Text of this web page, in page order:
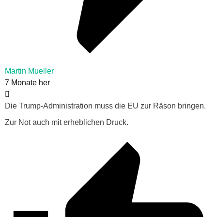
Martin Mueller
7 Monate her
Die Trump-Administration muss die EU zur Räson bringen.
Zur Not auch mit erheblichen Druck.